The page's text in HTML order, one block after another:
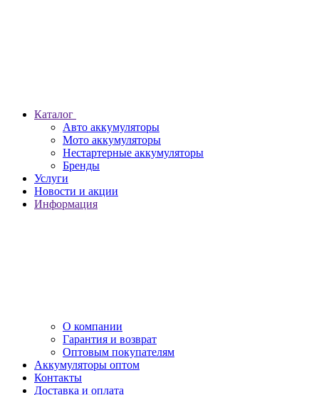
Каталог
Авто аккумуляторы
Мото аккумуляторы
Нестартерные аккумуляторы
Бренды
Услуги
Новости и акции
Информация
О компании
Гарантия и возврат
Оптовым покупателям
Аккумуляторы оптом
Контакты
Доставка и оплата